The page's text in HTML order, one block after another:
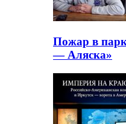
Пожар в
— Аляска»